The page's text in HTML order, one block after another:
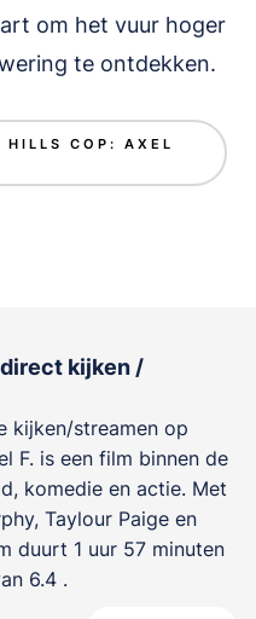
om het vuur hoger
te ontdekken.
HILLS COP: AXEL
kijken /
kijken/streamen op
F. is een film binnen de
komedie en actie. Met
, Taylour Paige en
duurt 1 uur 57 minuten
6.4 .